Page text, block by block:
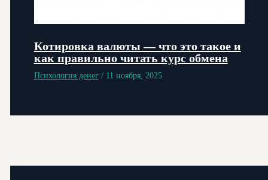
Котировка валюты — что это такое и
как правильно читать курс обмена
Психология денег/ 11 ноября, 2025